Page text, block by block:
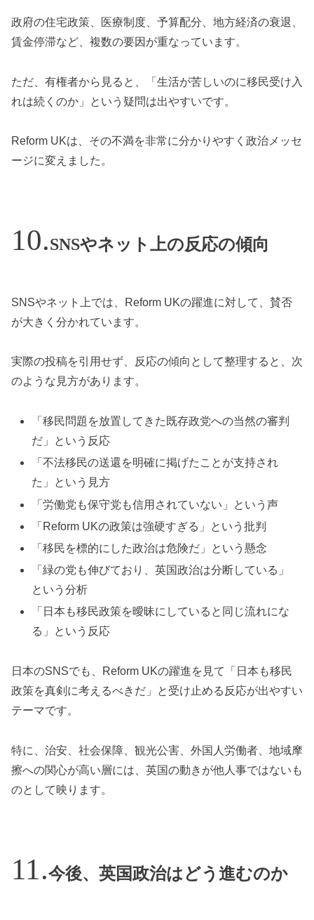
政府の住宅政策、医療制度、予算配分、地方経済の衰退、
賃金停滞など、複数の要因が重なっています。
ただ、有権者から見ると、「生活が苦しいのに移民受け入
れは続くのか」という疑問は出やすいです。
Reform UKは、その不満を非常に分かりやすく政治メッセ
ージに変えました。
SNSやネット上の反応の傾向
SNSやネット上では、Reform UKの躍進に対して、賛否
が大きく分かれています。
実際の投稿を引用せず、反応の傾向として整理すると、次
のような見方があります。
「移民問題を放置してきた既存政党への当然の審判
だ」という反応
「不法移民の送還を明確に掲げたことが支持され
た」という見方
「労働党も保守党も信用されていない」という声
「Reform UKの政策は強硬すぎる」という批判
「移民を標的にした政治は危険だ」という懸念
「緑の党も伸びており、英国政治は分断している」
という分析
「日本も移民政策を曖昧にしていると同じ流れにな
る」という反応
日本のSNSでも、Reform UKの躍進を見て「日本も移民
政策を真剣に考えるべきだ」と受け止める反応が出やすい
テーマです。
特に、治安、社会保障、観光公害、外国人労働者、地域摩
擦への関心が高い層には、英国の動きが他人事ではないも
のとして映ります。
今後、英国政治はどう進むのか